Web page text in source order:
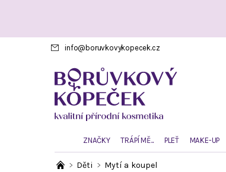
info@ boruvkovykopecek.cz
ZNAČKY TRÁPÍ MĚ... PLEŤ MAKE-UP
Děti Mytí a koupel